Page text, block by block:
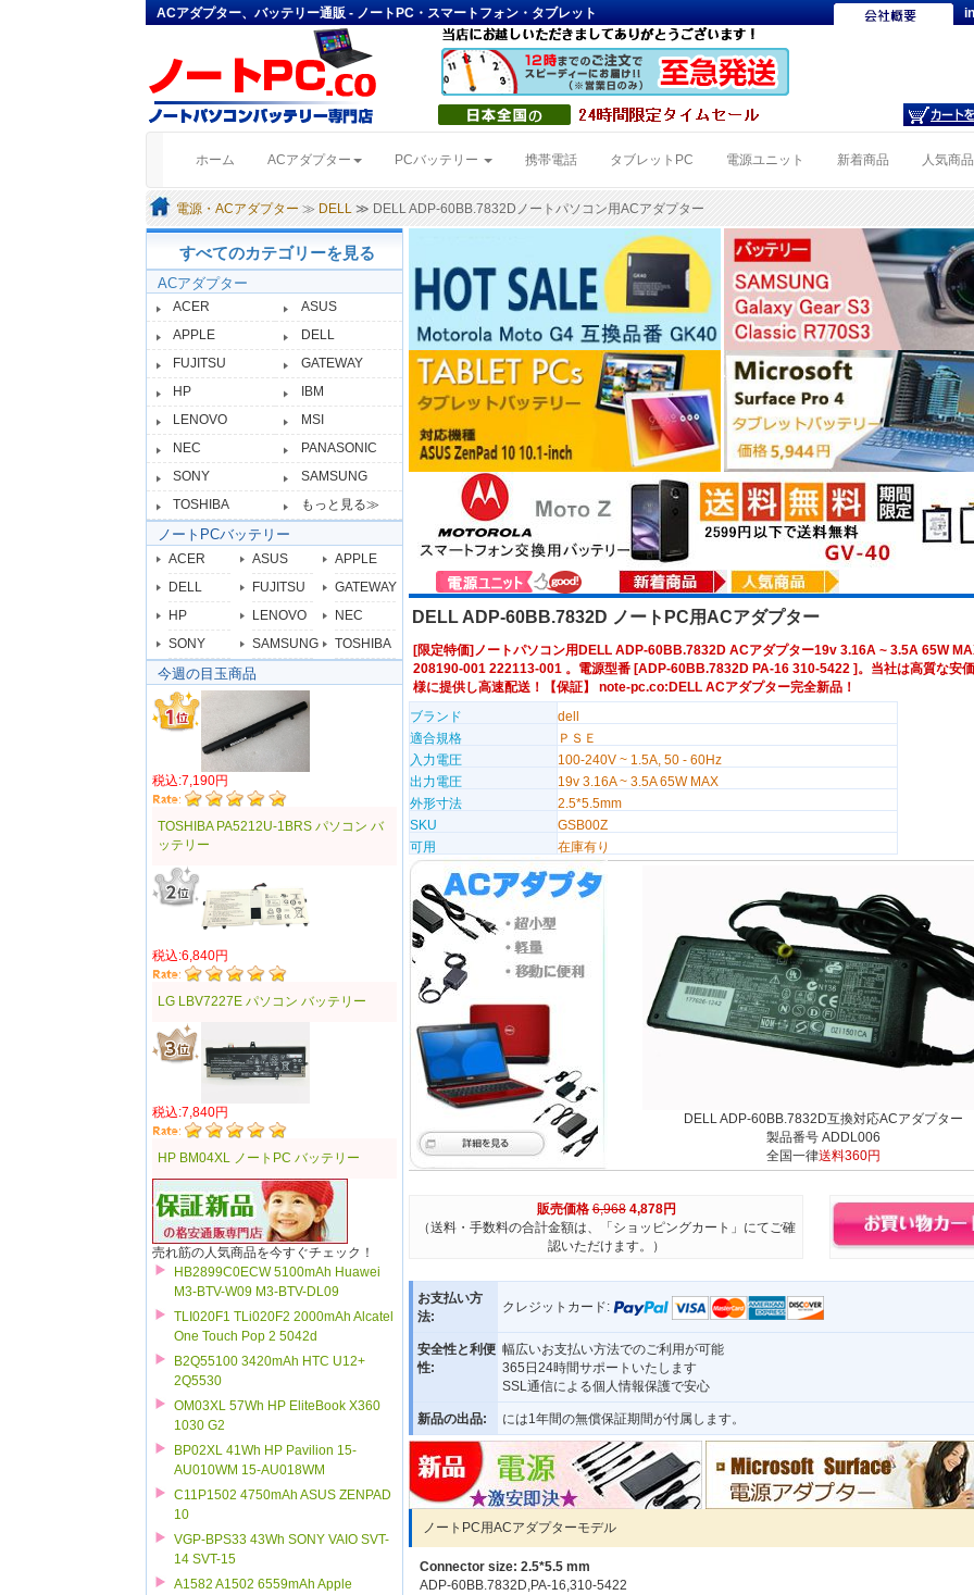
ACアダプター、バッテリー通販 - ノートPC・スマートフォン・タブレット
ホーム (current)ACアダプター PCバッテリー 携帯電話 タブレットPC 電源ユニット 新着商品 人気商品
電源・ACアダプター ≫ DELL ≫ DELL ADP-60BB.7832Dノートパソコン用ACアダプター
すべてのカテゴリーを見る
ACアダプター
ACER
ASUS
APPLE
DELL
FUJITSU
GATEWAY
HP
IBM
LENOVO
MSI
NEC
PANASONIC
SONY
SAMSUNG
TOSHIBA
もっと見る≫
ノートPCバッテリー
ACER ASUS
APPLE
DELL
FUJITSU
GATEWAY
HP
LENOVO
NEC
SONY
SAMSUNG TOSHIBA
今週の目玉商品
税込:7,190円
TOSHIBA PA5212U-1BRS パソコン バ
ッテリー
税込:6,840円
LG LBV7227E パソコン バッテリー
税込:7,840円
HP BM04XL ノートPC バッテリー
売れ筋の人気商品を今すぐチェック！
HB2899C0ECW 5100mAh Huawei
M3-BTV-W09 M3-BTV-DL09
TLI020F1 TLi020F2 2000mAh Alcatel
One Touch Pop 2 5042d
B2Q55100 3420mAh HTC U12+
2Q5530
OM03XL 57Wh HP EliteBook X360
1030 G2
BP02XL 41Wh HP Pavilion 15-
AU010WM 15-AU018WM
C11P1502 4750mAh ASUS ZENPAD
10
VGP-BPS33 43Wh SONY VAIO SVT-
14 SVT-15
A1582 A1502 6559mAh Apple
DELL ADP-60BB.7832D ノートPC用ACアダプター
[限定特価]ノートパソコン用DELL ADP-60BB.7832D ACアダプター19v 3.16A ~ 3.5A 65W
208190-001 222113-001 。電源型番 [ADP-60BB.7832D PA-16 310-5422 ]。当社は高質な安
様に提供し高速配送！【保証】 note-pc.co:DELL ACアダプター完全新品！
ブランド
dell
適合規格
ＰＳＥ
入力電圧
100-240V ~ 1.5A, 50 - 60Hz
出力電圧
19v 3.16A ~ 3.5A 65W MAX
外形寸法
2.5*5.5mm
SKU
GSB00Z
可用
在庫有り
DELL ADP-60BB.7832D互換対応ACアダプター
製品番号 ADDL006
全国一律送料360円
販売価格 6,968 4,878円
（送料・手数料の合計金額は、「ショッピングカート」にてご確
認いただけます。）
お支払い方
法:
クレジットカード:
安全性と利便
性:
幅広いお支払い方法でのご利用が可能
365日24時間サポートいたします
SSL通信による個人情報保護で安心
新品の出品: には1年間の無償保証期間が付属します。
ノートPC用ACアダプターモデル
Connector size: 2.5*5.5 mm
ADP-60BB.7832D,PA-16,310-5422